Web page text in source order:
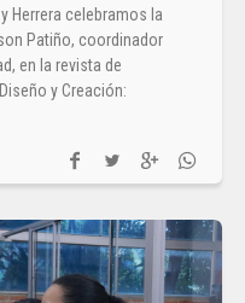
Herrera celebramos la
Patiño, coordinador
en la revista de
y Creación: